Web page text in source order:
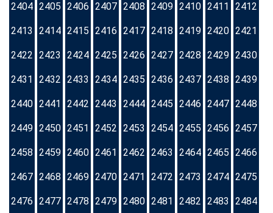
2404 2405 2406 2407 2408 2409 2410 2411 2412
2413 2414 2415 2416 2417 2418 2419 2420 2421
2422 2423 2424 2425 2426 2427 2428 2429 2430
2431 2432 2433 2434 2435 2436 2437 2438 2439
2440 2441 2442 2443 2444 2445 2446 2447 2448
2449 2450 2451 2452 2453 2454 2455 2456 2457
2458 2459 2460 2461 2462 2463 2464 2465 2466
2467 2468 2469 2470 2471 2472 2473 2474 2475
2476 2477 2478 2479 2480 2481 2482 2483 2484